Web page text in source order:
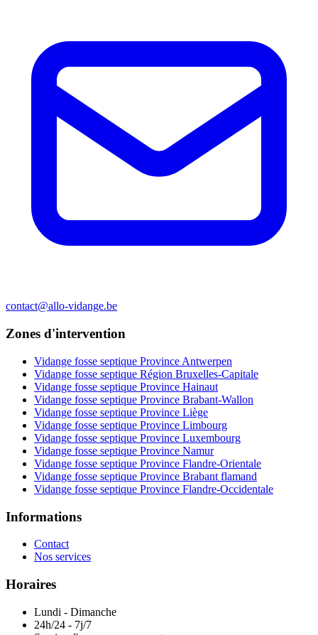
contact@allo-vidange.be
Zones d'intervention
Vidange fosse septique Province Antwerpen
Vidange fosse septique Région Bruxelles-Capitale
Vidange fosse septique Province Hainaut
Vidange fosse septique Province Brabant-Wallon
Vidange fosse septique Province Liège
Vidange fosse septique Province Limbourg
Vidange fosse septique Province Luxembourg
Vidange fosse septique Province Namur
Vidange fosse septique Province Flandre-Orientale
Vidange fosse septique Province Brabant flamand
Vidange fosse septique Province Flandre-Occidentale
Informations
Contact
Nos services
Horaires
Lundi - Dimanche
24h/24 - 7j/7